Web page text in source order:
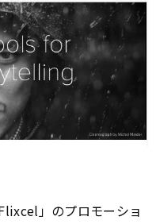
Flixcel」のプロモーショ